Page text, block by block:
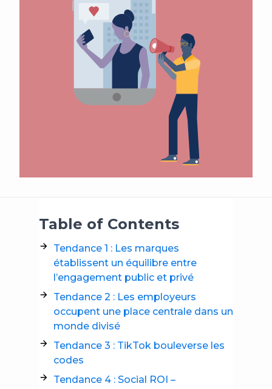
Table of Contents
Tendance 1 : Les marques
établissent un équilibre entre
l’engagement public et privé
Tendance 2 : Les employeurs
occupent une place centrale dans un
monde divisé
Tendance 3 : TikTok bouleverse les
codes
Tendance 4 : Social ROI –